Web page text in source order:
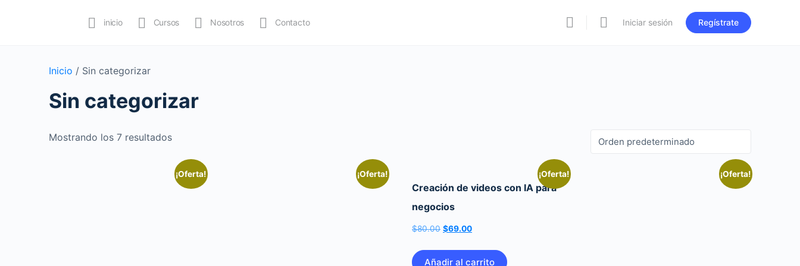
inicio Cursos Nosotros Contacto Iniciar sesión Regístrate
Inicio / Sin categorizar
Sin categorizar
Mostrando los 7 resultados
¡Oferta! ¡Oferta! ¡Oferta!
Creación de videos con IA para
negocios
$80.00 El
original
$69.00El
actual
Añadir al carrito
¡Oferta!